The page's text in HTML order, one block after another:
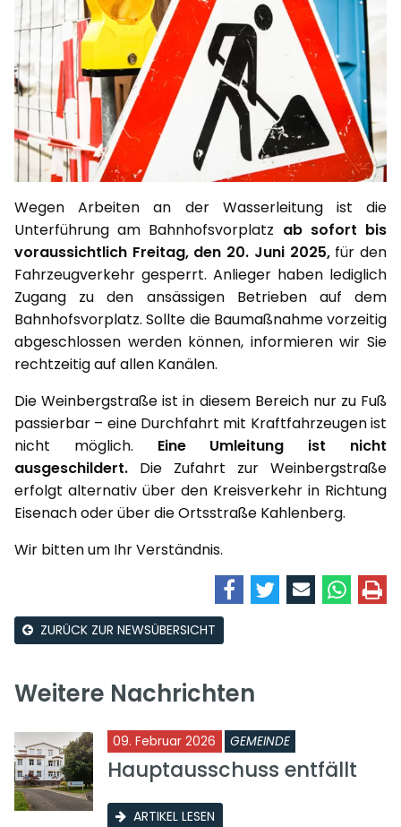
Wegen Arbeiten an der Wasserleitung ist die
Unterführung am Bahnhofsvorplatz ab sofort bis
voraussichtlich Freitag, den 20. Juni 2025,für den
Fahrzeugverkehr gesperrt. Anlieger haben lediglich
Zugang zu den ansässigen Betrieben auf dem
Bahnhofsvorplatz. Sollte die Baumaßnahme vorzeitig
abgeschlossen werden können, informieren wir Sie
rechtzeitig auf allen Kanälen.
Die Weinbergstraße ist in diesem Bereich nur zu Fuß
passierbar – eine Durchfahrt mit Kraftfahrzeugen ist
nicht möglich. Eine Umleitung ist nicht
ausgeschildert. Die Zufahrt zur Weinbergstraße
erfolgt alternativ über den Kreisverkehr in Richtung
Eisenach oder über die Ortsstraße Kahlenberg.
Wir bitten um Ihr Verständnis.
ZURÜCK ZUR NEWSÜBERSICHT
Weitere Nachrichten
09. Februar 2026 GEMEINDE
Hauptausschuss entfällt
ARTIKEL LESEN